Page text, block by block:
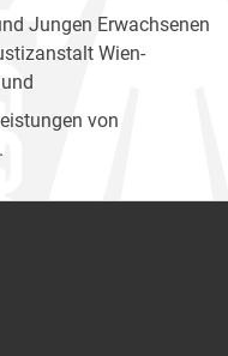
Jungen Erwachsenen
Wien-
von